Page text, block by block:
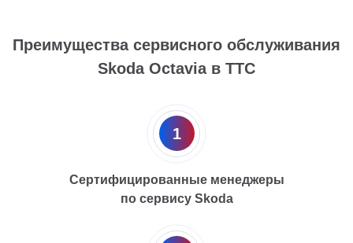
Преимущества сервисного обслуживания
Skoda Octavia в ТТС
1
Сертифицированные менеджеры
по сервису Skoda